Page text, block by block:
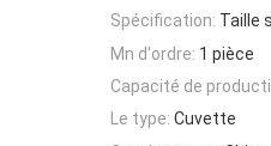
Spécification: Taille
Mn d'ordre: 1 pièce
Capacité de
Le type: Cuvette